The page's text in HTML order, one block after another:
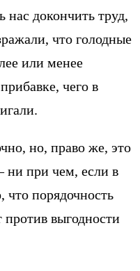
докончить труд,
что голодные
или менее
чего в
но, право же, это
при чем, если в
что порядочность
против выгодности